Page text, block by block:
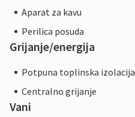
Aparat za kavu
Perilica posuda
Grijanje/energija
Potpuna toplinska izolacija
Centralno grijanje
Vani